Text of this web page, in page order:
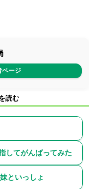
ページ
読む
してがんばってみた
といっしょ